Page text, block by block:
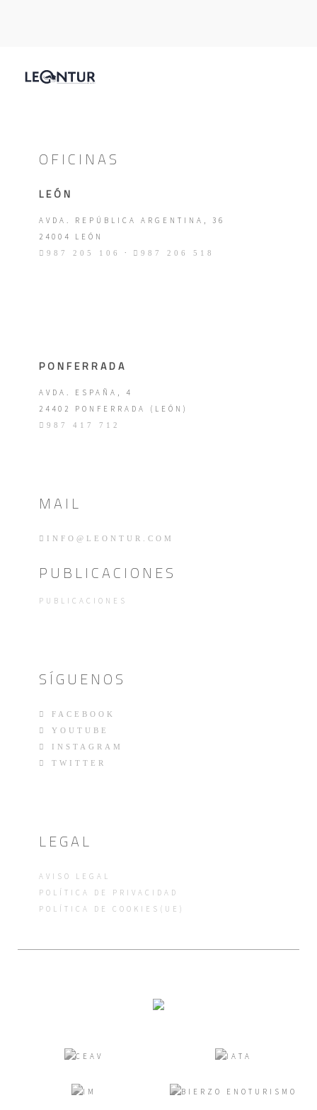
OFICINAS
LEÓN
AVDA. REPÚBLICA ARGENTINA, 36
24004 LEÓN
987 205 106 · 987 206 518
PONFERRADA
AVDA. ESPAÑA, 4
24402 PONFERRADA (LEÓN)
987 417 712
MAIL
INFO@LEONTUR.COM
PUBLICACIONES
PUBLICACIONES
SÍGUENOS
FACEBOOK
YOUTUBE
INSTAGRAM
TWITTER
LEGAL
AVISO LEGAL
POLÍTICA DE PRIVACIDAD
POLÍTICA DE COOKIES(UE)